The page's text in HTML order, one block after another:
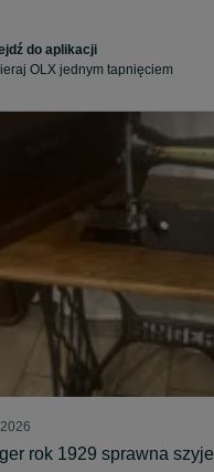
do aplikacji
OLX jednym tapnięciem
rok 1929 sprawna szyje